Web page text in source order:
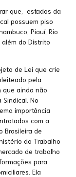
que, estados da
possuem piso
Piauí, Rio
do Distrito
de Lei que crie
pela
que ainda não
No
importância
com a
Brasileira de
do Trabalho
de trabalho
para
Ela